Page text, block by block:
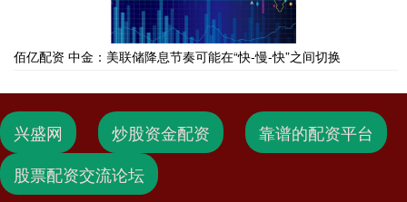
佰亿配资 中金：美联储降息节奏可能在“快-慢-快”之间切换
兴盛网 炒股资金配资
靠谱的配资平台
股票配资交流论坛